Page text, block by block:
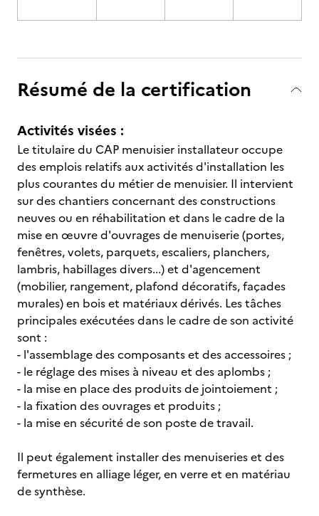
Résumé de la certification
Activités visées :
Le titulaire du CAP menuisier installateur occupe
des emplois relatifs aux activités d'installation les
plus courantes du métier de menuisier. Il intervient
sur des chantiers concernant des constructions
neuves ou en réhabilitation et dans le cadre de la
mise en œuvre d'ouvrages de menuiserie (portes,
fenêtres, volets, parquets, escaliers, planchers,
lambris, habillages divers...) et d'agencement
(mobilier, rangement, plafond décoratifs, façades
murales) en bois et matériaux dérivés. Les tâches
principales exécutées dans le cadre de son activité
sont :
- l'assemblage des composants et des accessoires ;
- le réglage des mises à niveau et des aplombs ;
- la mise en place des produits de jointoiement ;
- la fixation des ouvrages et produits ;
- la mise en sécurité de son poste de travail.
Il peut également installer des menuiseries et des
fermetures en alliage léger, en verre et en matériau
de synthèse.